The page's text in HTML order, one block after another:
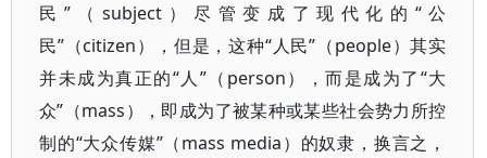
民”（subject）尽管变成了现代化的“公
民”（citizen），但是，这种“人民”（people）其实
并未成为真正的“人”（person），而是成为了“大
众”（mass），即成为了被某种或某些社会势力所控
制的“大众传媒”（mass media）的奴隶，换言之，